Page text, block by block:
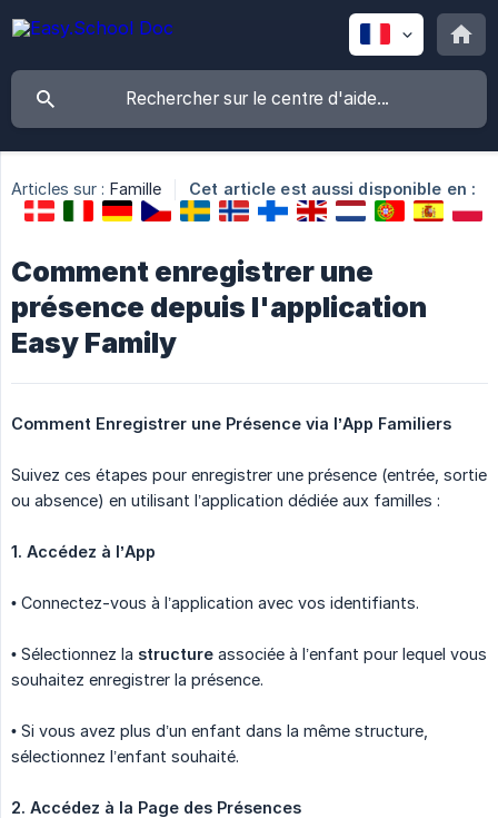
Articles sur : Famille Cet article est aussi disponible en :
Comment enregistrer une
présence depuis l'application
Easy Family
Comment Enregistrer une Présence via l’App Familiers
Suivez ces étapes pour enregistrer une présence (entrée, sortie
ou absence) en utilisant l’application dédiée aux familles :
1. Accédez à l’App
• Connectez-vous à l’application avec vos identifiants.
• Sélectionnez la structure associée à l’enfant pour lequel vous
souhaitez enregistrer la présence.
• Si vous avez plus d’un enfant dans la même structure,
sélectionnez l’enfant souhaité.
2. Accédez à la Page des Présences